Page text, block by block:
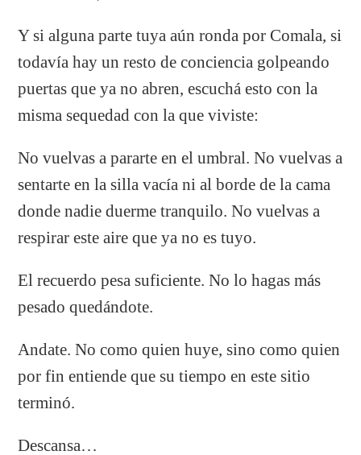
Y si alguna parte tuya aún ronda por Comala, si
todavía hay un resto de conciencia golpeando
puertas que ya no abren, escuchá esto con la
misma sequedad con la que viviste:
No vuelvas a pararte en el umbral. No vuelvas a
sentarte en la silla vacía ni al borde de la cama
donde nadie duerme tranquilo. No vuelvas a
respirar este aire que ya no es tuyo.
El recuerdo pesa suficiente. No lo hagas más
pesado quedándote.
Andate. No como quien huye, sino como quien
por fin entiende que su tiempo en este sitio
terminó.
Descansa…